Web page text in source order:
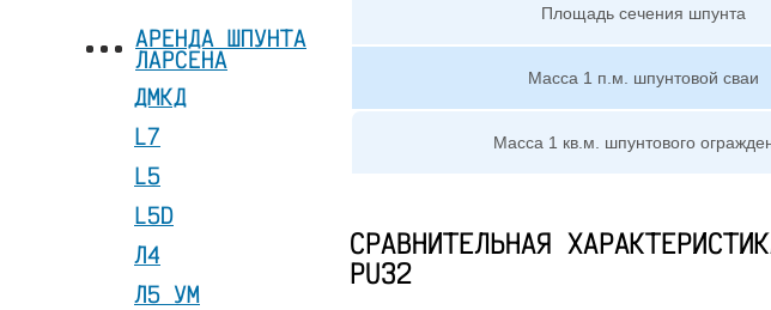
АРЕНДА ШПУНТА
ЛАРСЕНА
ДМКД
L7
L5
L5D
Л4
Л5 УМ
Площадь сечения шпунта
Масса 1 п.м. шпунтовой сваи
Масса 1 кв.м. шпунтового
СРАВНИТЕЛЬНАЯ
PU32